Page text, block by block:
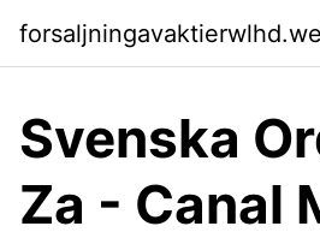
Svenska
Za - Canal